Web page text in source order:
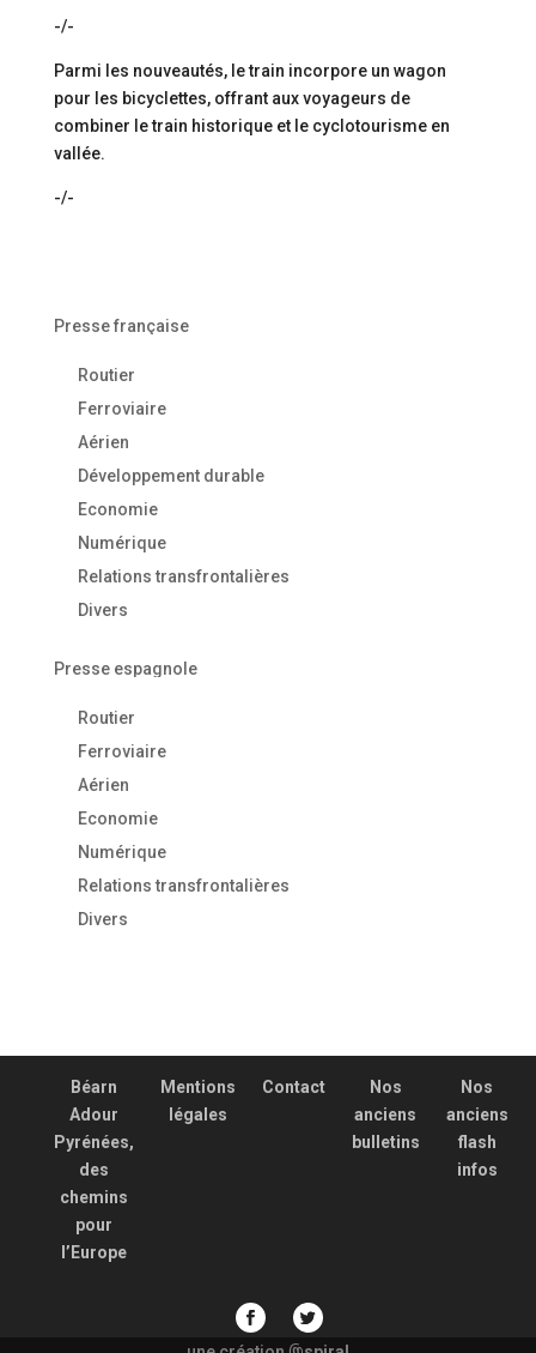
-/-
Parmi les nouveautés, le train incorpore un wagon
pour les bicyclettes, offrant aux voyageurs de
combiner le train historique et le cyclotourisme en
vallée.
-/-
Presse française
Routier
Ferroviaire
Aérien
Développement durable
Economie
Numérique
Relations transfrontalières
Divers
Presse espagnole
Routier
Ferroviaire
Aérien
Economie
Numérique
Relations transfrontalières
Divers
Béarn
Adour
Pyrénées,
des
chemins
pour
l’Europe
Mentions
légales
Contact
Nos
anciens
bulletins
Nos
anciens
flash
infos